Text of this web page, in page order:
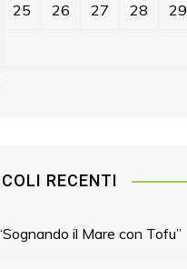
25 26 27 28 29
RECENTI
il Mare con Tofu”